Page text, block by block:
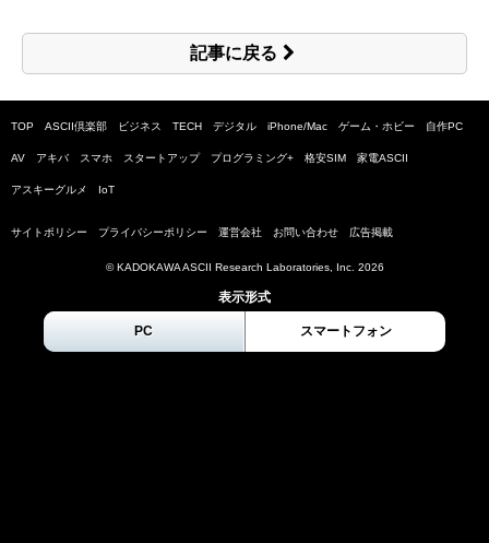
記事に戻る
TOP ASCII倶楽部 ビジネス TECH デジタル iPhone/Mac ゲーム・ホビー 自作PC
AV アキバ スマホ スタートアップ プログラミング+ 格安SIM 家電ASCII
アスキーグルメ IoT
サイトポリシー プライバシーポリシー 運営会社 お問い合わせ 広告掲載
© KADOKAWA ASCII Research Laboratories, Inc. 2026
表示形式
PC スマートフォン